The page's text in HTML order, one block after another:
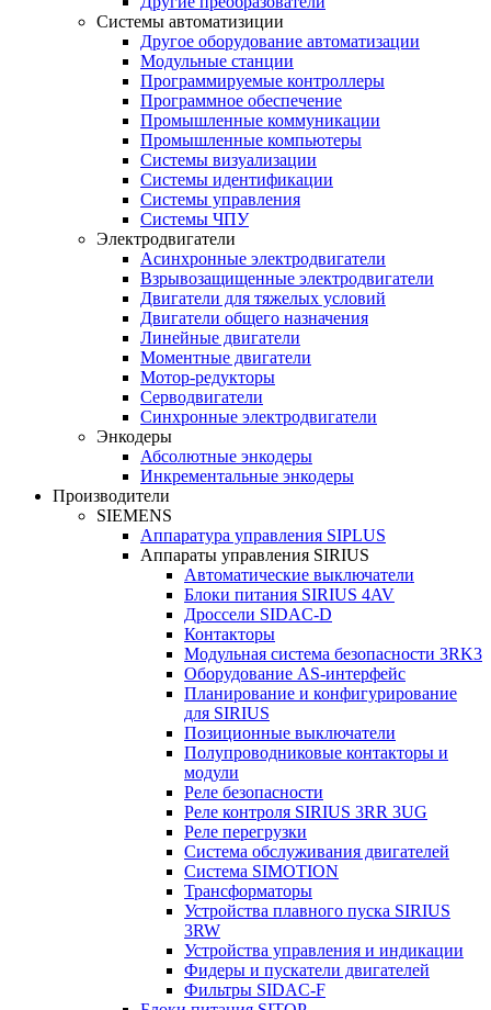
Системы автоматизиции
Другое оборудование автоматизации
Модульные станции
Программируемые контроллеры
Программное обеспечение
Промышленные коммуникации
Промышленные компьютеры
Системы визуализации
Системы идентификации
Системы управления
Системы ЧПУ
Электродвигатели
Асинхронные электродвигатели
Взрывозащищенные электродвигатели
Двигатели для тяжелых условий
Двигатели общего назначения
Линейные двигатели
Моментные двигатели
Мотор-редукторы
Серводвигатели
Синхронные электродвигатели
Энкодеры
Абсолютные энкодеры
Инкрементальные энкодеры
Производители
SIEMENS
Аппаратура управления SIPLUS
Аппараты управления SIRIUS
Автоматические выключатели
Блоки питания SIRIUS 4AV
Дроссели SIDAC-D
Контакторы
Модульная система безопасности 3RK3
Оборудование AS-интерфейс
Планирование и конфигурирование
для SIRIUS
Позиционные выключатели
Полупроводниковые контакторы и
модули
Реле безопасности
Реле контроля SIRIUS 3RR 3UG
Реле перегрузки
Сиcтема обслуживания двигателей
Система SIMOTION
Трансформаторы
Устройства плавного пуска SIRIUS
3RW
Устройства управления и индикации
Фидеры и пускатели двигателей
Фильтры SIDAC-F